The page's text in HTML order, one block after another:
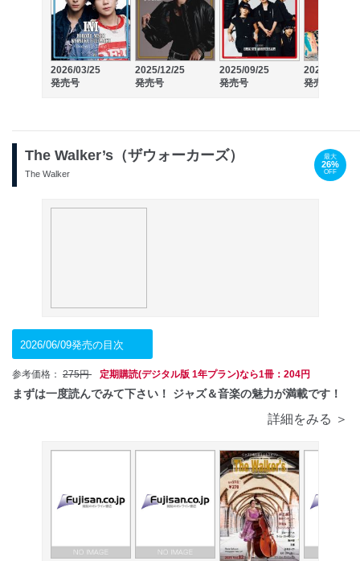
2026/03/25
発売号
2025/12/25
発売号
2025/09/25
発売号
2025/06/25
発売号
The Walker’s（ザウォーカーズ）
The Walker
最大
26%
OFF
2026/06/09発売の目次
参考価格： 275円 定期購読(デジタル版 1年プラン)なら1冊：204円
まずは一度読んでみて下さい！ ジャズ＆音楽の魅力が満載です！
詳細をみる ＞